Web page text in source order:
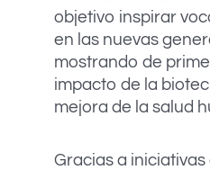
objetivo inspirar
en las nuevas
mostrando de
impacto de la
mejora de la salud
Gracias a iniciativas